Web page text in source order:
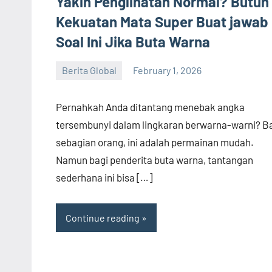
Kekuatan Mata Super Buat jawab
Soal Ini Jika Buta Warna
Berita Global February 1, 2026
Pernahkah Anda ditantang menebak angka
tersembunyi dalam lingkaran berwarna-warni?
sebagian orang, ini adalah permainan mudah.
Namun bagi penderita buta warna, tantangan
sederhana ini bisa […]
Continue reading